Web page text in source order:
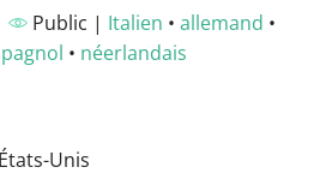
Public | Italien • allemand •
• néerlandais
Unis